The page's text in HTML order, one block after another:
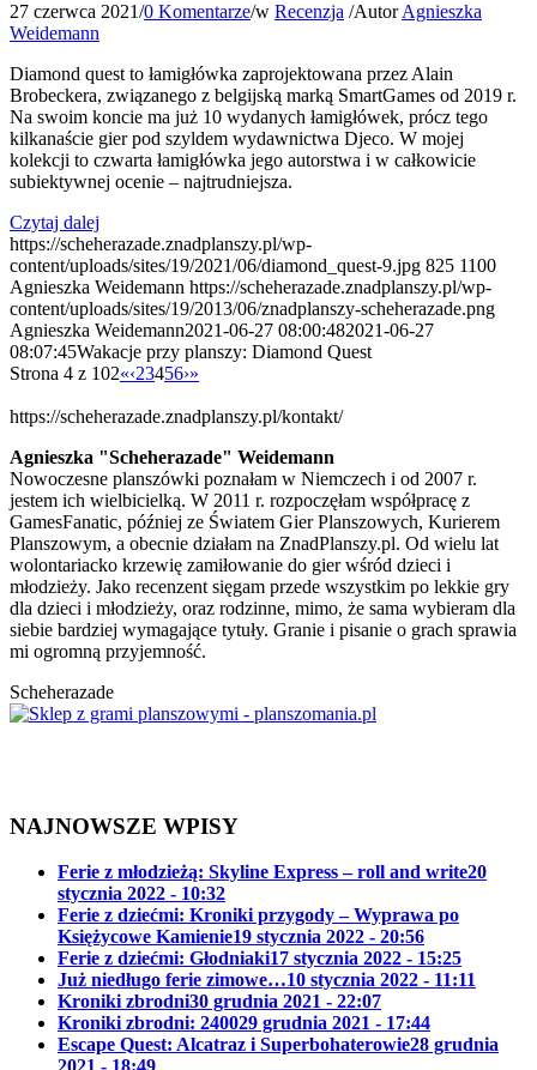
27 czerwca 2021/0 Komentarze/w Recenzja /AutorAgnieszka
Weidemann
Diamond quest to łamigłówka zaprojektowana przez Alain
Brobeckera, związanego z belgijską marką SmartGames od 2019 r.
Na swoim koncie ma już 10 wydanych łamigłówek, prócz tego
kilkanaście gier pod szyldem wydawnictwa Djeco. W mojej
kolekcji to czwarta łamigłówka jego autorstwa i w całkowicie
subiektywnej ocenie – najtrudniejsza.
Czytaj dalej
https://scheherazade.znadplanszy.pl/wp-
content/uploads/sites/19/2021/06/diamond_quest-9.jpg 825 1100
Agnieszka Weidemann https://scheherazade.znadplanszy.pl/wp-
content/uploads/sites/19/2013/06/znadplanszy-scheherazade.png
Agnieszka Weidemann2021-06-27 08:00:482021-06-27
08:07:45Wakacje przy planszy: Diamond Quest
Strona 4 z 102«‹23456›»
https://scheherazade.znadplanszy.pl/kontakt/
Agnieszka "Scheherazade" Weidemann
Nowoczesne planszówki poznałam w Niemczech i od 2007 r.
jestem ich wielbicielką. W 2011 r. rozpoczęłam współpracę z
GamesFanatic, później ze Światem Gier Planszowych, Kurierem
Planszowym, a obecnie działam na ZnadPlanszy.pl. Od wielu lat
wolontariacko krzewię zamiłowanie do gier wśród dzieci i
młodzieży. Jako recenzent sięgam przede wszystkim po lekkie gry
dla dzieci i młodzieży, oraz rodzinne, mimo, że sama wybieram dla
siebie bardziej wymagające tytuły. Granie i pisanie o grach sprawia
mi ogromną przyjemność.
Scheherazade
NAJNOWSZE WPISY
Ferie z młodzieżą: Skyline Express – roll and write20
stycznia 2022 - 10:32
Ferie z dziećmi: Kroniki przygody – Wyprawa po
Księżycowe Kamienie19 stycznia 2022 - 20:56
Ferie z dziećmi: Głodniaki17 stycznia 2022 - 15:25
Już niedługo ferie zimowe…10 stycznia 2022 - 11:11
Kroniki zbrodni30 grudnia 2021 - 22:07
Kroniki zbrodni: 240029 grudnia 2021 - 17:44
Escape Quest: Alcatraz i Superbohaterowie28 grudnia